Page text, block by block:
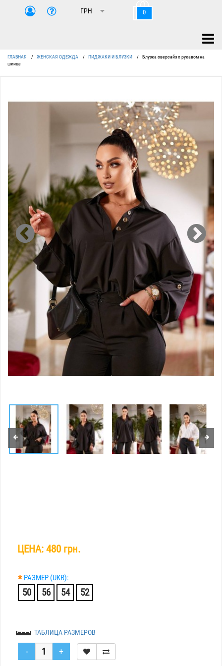
0
ГЛАВНАЯ / ЖЕНСКАЯ ОДЕЖДА / ПИДЖАКИ И БЛУЗКИ /
Блузка оверсайз с рукавом на
шлице
ЦЕНА: 480 грн.
* РАЗМЕР (UKR):
50 56 54 52
ТАБЛИЦА РАЗМЕРОВ